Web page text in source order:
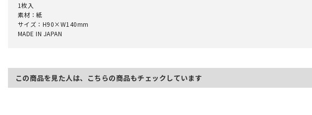
1枚入
素材：紙
サイズ：H90×W140mm
MADE IN JAPAN
この商品を見た人は、こちらの商品もチェックしています